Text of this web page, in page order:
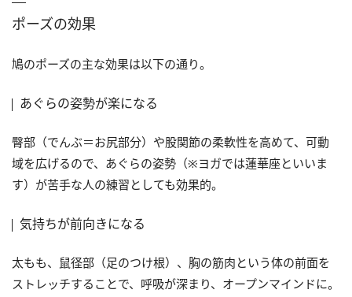
ポーズの効果
鳩のポーズの主な効果は以下の通り。
あぐらの姿勢が楽になる
臀部（でんぶ＝お尻部分）や股関節の柔軟性を高めて、可動
域を広げるので、あぐらの姿勢（※ヨガでは蓮華座といいま
す）が苦手な人の練習としても効果的。
気持ちが前向きになる
太もも、鼠径部（足のつけ根）、胸の筋肉という体の前面を
ストレッチすることで、呼吸が深まり、オープンマインドに。